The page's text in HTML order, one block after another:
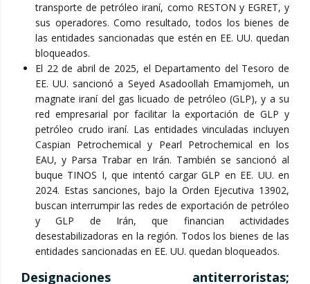
transporte de petróleo iraní, como RESTON y EGRET, y
sus operadores. Como resultado, todos los bienes de
las entidades sancionadas que estén en EE. UU. quedan
bloqueados.
El 22 de abril de 2025, el Departamento del Tesoro de
EE. UU. sancionó a Seyed Asadoollah Emamjomeh, un
magnate iraní del gas licuado de petróleo (GLP), y a su
red empresarial por facilitar la exportación de GLP y
petróleo crudo iraní. Las entidades vinculadas incluyen
Caspian Petrochemical y Pearl Petrochemical en los
EAU, y Parsa Trabar en Irán. También se sancionó al
buque TINOS I, que intentó cargar GLP en EE. UU. en
2024. Estas sanciones, bajo la Orden Ejecutiva 13902,
buscan interrumpir las redes de exportación de petróleo
y GLP de Irán, que financian actividades
desestabilizadoras en la región. Todos los bienes de las
entidades sancionadas en EE. UU. quedan bloqueados.
Designaciones antiterroristas;